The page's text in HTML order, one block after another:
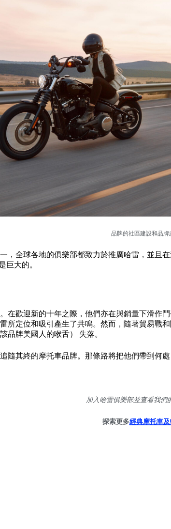
品牌的社區建設和品
，全球各地的俱樂部都致力於推廣哈雷，並且
巨大的。
在歡迎新的十年之際，他們亦在與銷量下滑作
所定位和吸引產生了共鳴。然而，隨著貿易戰
品牌美國人的喉舌） 失落。
隨其終的摩托車品牌。那條路將把他們帶到何
加入哈雷俱樂部並查看我們
探索更多經典摩托車